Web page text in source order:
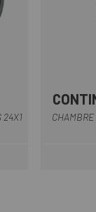
24X1